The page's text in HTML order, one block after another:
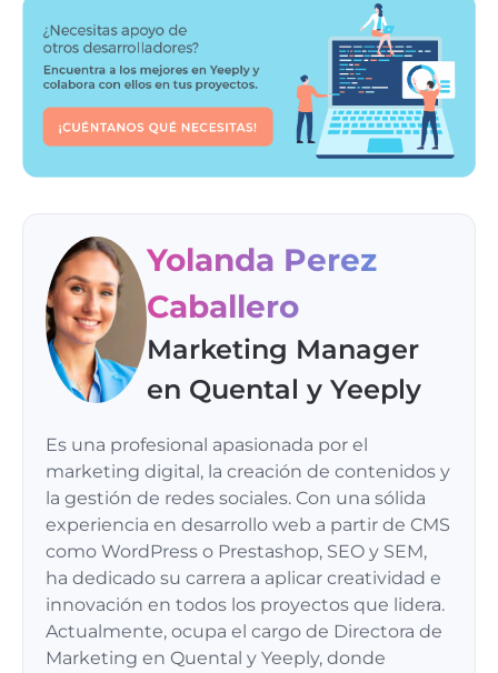
Yolanda Perez
Caballero
Marketing Manager
en Quental y Yeeply
Es una profesional apasionada por el
marketing digital, la creación de contenidos y
la gestión de redes sociales. Con una sólida
experiencia en desarrollo web a partir de CMS
como WordPress o Prestashop, SEO y SEM,
ha dedicado su carrera a aplicar creatividad e
innovación en todos los proyectos que lidera.
Actualmente, ocupa el cargo de Directora de
Marketing en Quental y Yeeply, donde